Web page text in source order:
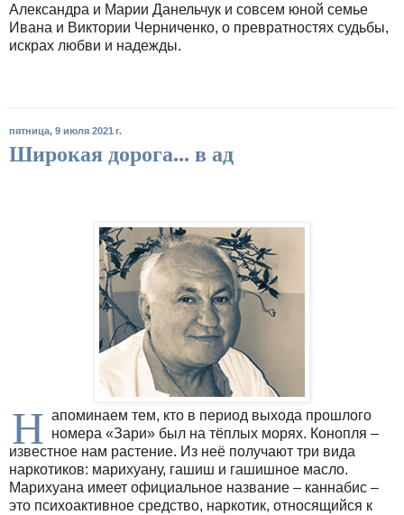
Александра и Марии Данельчук и совсем юной семье
Ивана и Виктории Черниченко, о превратностях судьбы,
искрах любви и надежды.
пятница, 9 июля 2021 г.
Широкая дорога... в ад
Н апоминаем тем, кто в период выхода прошлого
номера «Зари» был на тёплых морях. Конопля –
известное нам растение. Из неё получают три вида
наркотиков: марихуану, гашиш и гашишное масло.
Марихуана имеет официальное название – каннабис –
это психоактивное средство, наркотик, относящийся к